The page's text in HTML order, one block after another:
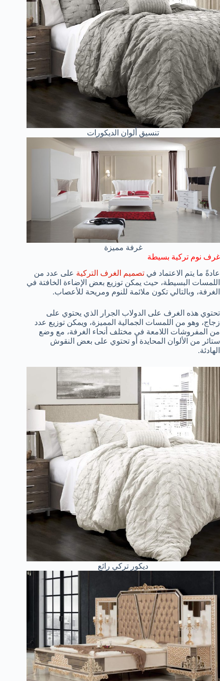
تنسيق ألوان الديكورات
غرفة مميزة
غرف نوم تركية بسيطة
عادةً ما يتم الاعتماد في تصميم الغرف التركية على عدد من
اللمسات البسيطة، حيث يمكن توزيع بعض الإضاءة الخافتة في
الغرفة، وبالتالي تكون ملائمة للنوم ومريحة للأعصاب.
تحتوي هذه الغرف على الدولاب الجرار الذي يحتوي على
زجاج، وهو من اللمسات الجمالية المميزة، ويمكن توزيع عدد
من المفروشات اللامعة في مختلف أنحاء الغرفة، مع وضع
ستائر من الألوان المحايدة أو تحتوي على بعض النقوش
الهادئة.
ديكور تركي رائع